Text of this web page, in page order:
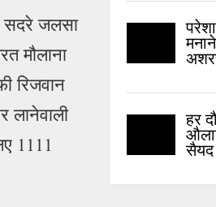
सदरे जलसा
मौलाना
रिजवान
लानेवाली
1111
हर